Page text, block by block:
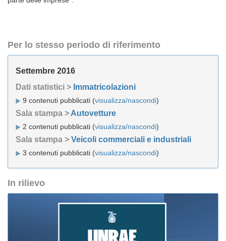
Per lo stesso periodo di riferimento
Settembre 2016
Dati statistici > Immatricolazioni
9 contenuti pubblicati (visualizza/nascondi)
Sala stampa > Autovetture
2 contenuti pubblicati (visualizza/nascondi)
Sala stampa > Veicoli commerciali e industriali
3 contenuti pubblicati (visualizza/nascondi)
In rilievo